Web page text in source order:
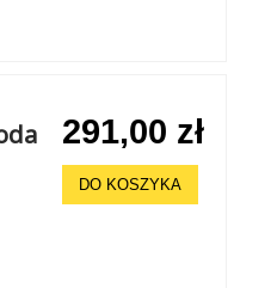
291,00 zł
DO KOSZYKA